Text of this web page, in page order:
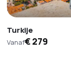
Turkije
Vanaf€ 279